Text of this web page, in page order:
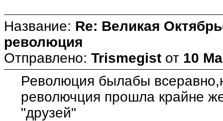
Название: Re: Великая
революция
Отправлено: Trismegist от 10
Революция былабы
револючция прошла крайне
"друзей"